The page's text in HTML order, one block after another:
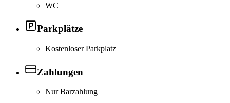
WC
Parkplätze
Kostenloser Parkplatz
Zahlungen
Nur Barzahlung